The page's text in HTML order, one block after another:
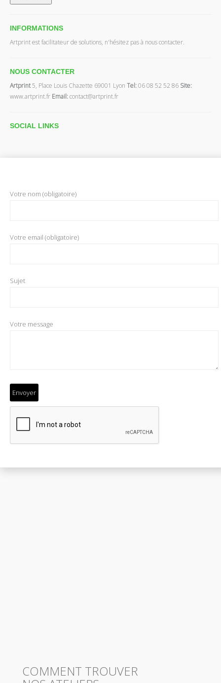
INFORMATIONS
Artprint est facilitateur de solutions, n'hésitez pas à nous contacter.
NOUS CONTACTER
Artprint5, Place Louis Chazette 69001 Lyon Tel:06 08 52 52 86 Site:
www.artprint.fr Email:contact@artprint.fr
SOCIAL LINKS
Votre nom (obligatoire)
Votre email (obligatoire)
Sujet
Votre message
COMMENT TROUVER